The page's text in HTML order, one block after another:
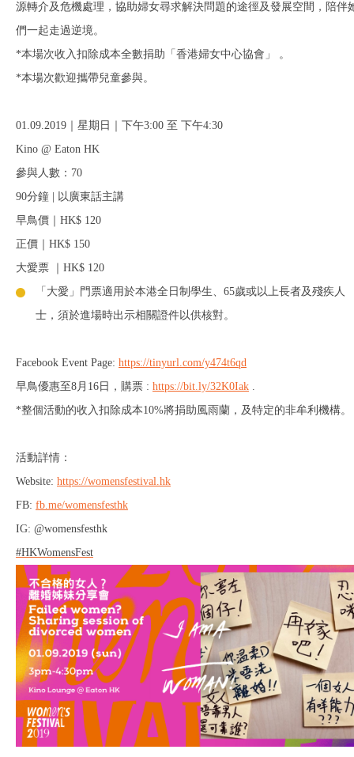
源轉介及危機處理，協助婦女尋求解決問題的途徑及發展空間，陪伴
們一起走過逆境。
*本場次收入扣除成本全數捐助「香港婦女中心協會」 。
*本場次歡迎攜帶兒童參與。
01.09.2019｜星期日｜下午3:00 至 下午4:30
Kino @ Eaton HK
參與人數：70
90分鐘 | 以廣東話主講
早鳥價｜HK$ 120
正價｜HK$ 150
大愛票 ｜HK$ 120
「大愛」門票適用於本港全日制學生、65歲或以上長者及殘疾人
士，須於進場時出示相關證件以供核對。
Facebook Event Page: https://tinyurl.com/y474t6qd
早鳥優惠至8月16日，購票 : https://bit.ly/32K0Iak .
*整個活動的收入扣除成本10%將捐助風雨蘭，及特定的非牟利機構。
活動詳情：
Website: https://womensfestival.hk
FB: fb.me/womensfesthk
IG: @womensfesthk
#HKWomensFest